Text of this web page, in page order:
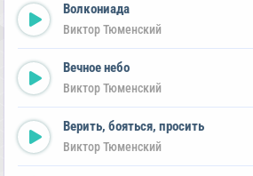
Волкониада
Виктор Тюменский
Вечное небо
Виктор Тюменский
Верить, бояться, просить
Виктор Тюменский